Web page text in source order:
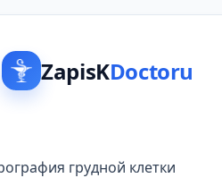
ZapisKDoctoru
грудной клетки